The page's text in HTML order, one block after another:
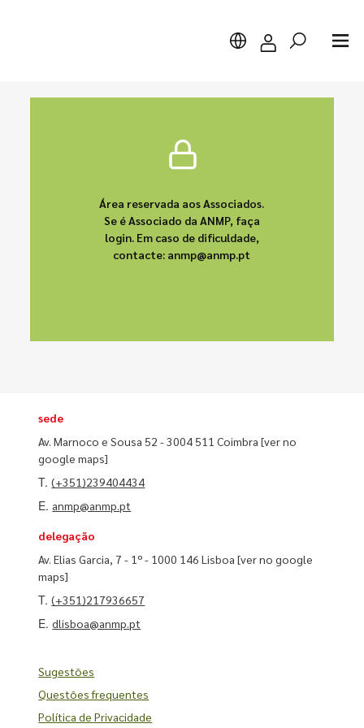
Área reservada aos Associados.
Se é Associado da ANMP, faça
login. Em caso de dificuldade,
contacte: anmp@anmp.pt
sede
Av. Marnoco e Sousa 52 - 3004 511 Coimbra[ver no
google maps]
T.(+351)239404434
E. anmp@anmp.pt
delegação
Av. Elias Garcia, 7 - 1º - 1000 146 Lisboa[ver no google
maps]
T.(+351)217936657
E.dlisboa@anmp.pt
Sugestões
Questões frequentes
Política de Privacidade